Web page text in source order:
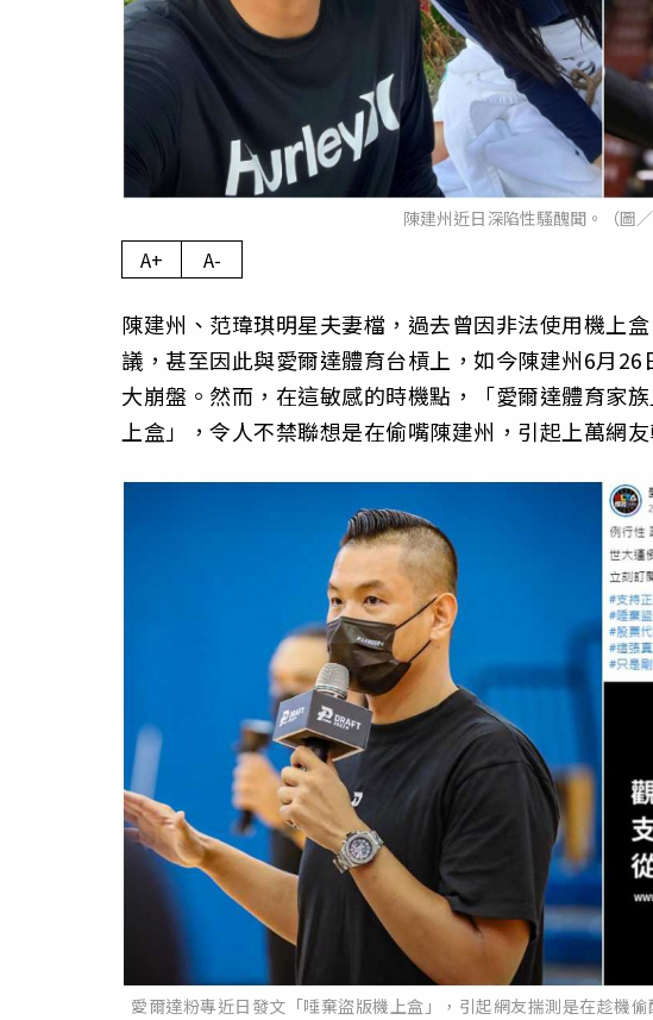
陳建州近日深陷性騷醜聞。（圖
A+ A-
陳建州、范瑋琪明星夫妻檔，過去曾因非法使用機上
議，甚至因此與愛爾達體育台槓上，如今陳建州6月
大崩盤。然而，在這敏感的時機點，「愛爾達體育家
上盒」，令人不禁聯想是在偷嘴陳建州，引起上萬網
愛爾達粉專近日發文「唾棄盜版機上盒」，引起網友揣測是在趁機